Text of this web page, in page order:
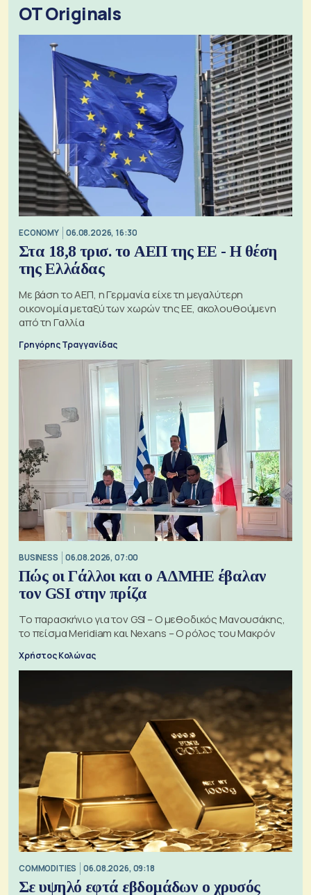
OT Originals
ECONOMY 06.08.2026, 16:30
Στα 18,8 τρισ. το ΑΕΠ της ΕΕ - Η θέση
της Ελλάδας
Με βάση το ΑΕΠ, η Γερμανία είχε τη μεγαλύτερη
οικονομία μεταξύ των χωρών της ΕΕ, ακολουθούμενη
από τη Γαλλία
Γρηγόρης Τραγγανίδας
BUSINESS 06.08.2026, 07:00
Πώς οι Γάλλοι και ο ΑΔΜΗΕ έβαλαν
τον GSI στην πρίζα
Το παρασκήνιο για τον GSI – Ο μεθοδικός Μανουσάκης,
το πείσμα Meridiam και Nexans – Ο ρόλος του Μακρόν
Χρήστος Κολώνας
COMMODITIES 06.08.2026, 09:18
Σε υψηλό εφτά εβδομάδων ο χρυσός